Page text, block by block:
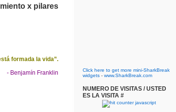
x pilares
formada la vida”.
- Benjamín Franklin
Click here to get more mini-SharkBreak
widgets - www.SharkBreak.com
NUMERO DE VISITAS / USTED
ES LA VISITA #